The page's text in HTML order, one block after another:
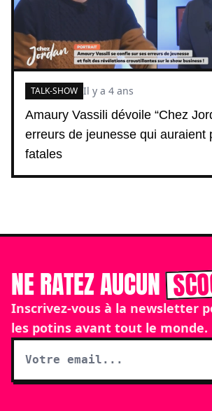
Amaury Vassili dévoile “Chez
erreurs de jeunesse qui auraient
fatales
TALK-SHOW Il y a 4 ans
NE RATEZ AUCUN
Inscrivez-vous à la newsletter
les potins avant tout le monde.